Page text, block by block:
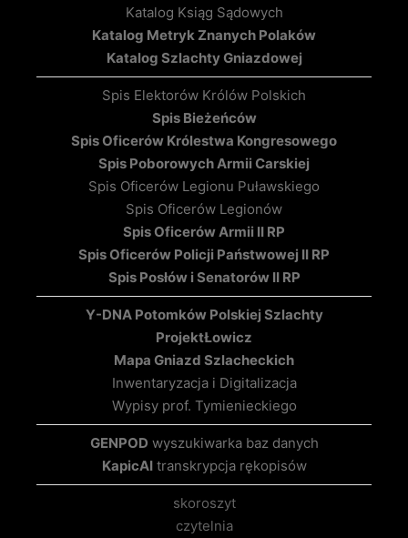
Katalog Ksiąg Sądowych
Katalog Metryk Znanych Polaków
Katalog Szlachty Gniazdowej
Spis Elektorów Królów Polskich
Spis Bieżeńców
Spis Oficerów Królestwa Kongresowego
Spis Poborowych Armii Carskiej
Spis Oficerów Legionu Puławskiego
Spis Oficerów Legionów
Spis Oficerów Armii II RP
Spis Oficerów Policji Państwowej II RP
Spis Posłów i Senatorów II RP
Y-DNA Potomków Polskiej Szlachty
ProjektŁowicz
Mapa Gniazd Szlacheckich
Inwentaryzacja i Digitalizacja
Wypisy prof. Tymienieckiego
GENPOD wyszukiwarka baz danych
KapicAItranskrypcja rękopisów
skoroszyt
czytelnia